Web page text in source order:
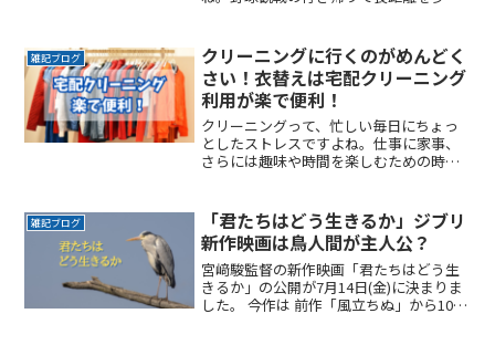
感が欲しい時間料金を気にせず楽しみた
い駐車場を探すのに時間をかReadMore...
雑記ブログ
クリーニングに行くのがめんどく
さい！衣替えは宅配クリーニング
利用が楽で便利！
クリーニングって、忙しい毎日にちょっ
としたストレスですよね。仕事に家事、
さらには趣味や時間を楽しむための時間
いませんか？でも、そこで登場するのが
宅配クリーニング。手間いReadMore...
雑記ブログ
「君たちはどう生きるか」ジブリ
新作映画は鳥人間が主人公？
宮﨑駿監督の新作映画「君たちはどう生
きるか」の公開が7月14日(金)に決まりま
した。 今作は 前作「風立ちぬ」から10年